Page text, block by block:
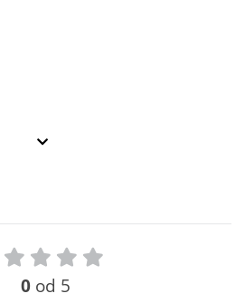
0 od 5